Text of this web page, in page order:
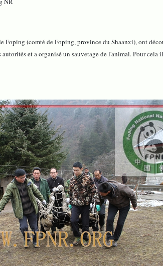
(comté de Foping, province du Shaanxi), ont
et a organisé un sauvetage de l'animal. Pour